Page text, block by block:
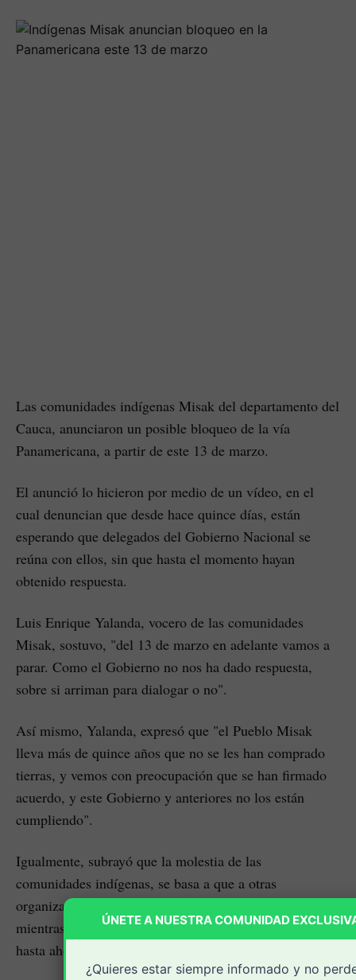
Las comunidades indígenas Misak del departamento del
Cauca, anunciaron un posible bloqueo de la vía
Panamericana, a partir de este 13 de marzo.
El anunció lo hicieron por medio de un vídeo, en el
cual denuncian que desde hace quince días, están
esperando que delegados del Gobierno Nacional se
reúna con ellos, sin que hasta el momento hayan
obtenido respuesta.
Luis Enrique Yalanda, vocero de las comunidades
Misak, sostuvo, "del 13 de marzo en adelante vamos a
parar. Como el Gobierno no nos ha dado respuesta,
sobre si arriman para dialogar o no".
Así mismo, Yalanda, expresó que "el Pueblo Misak
lleva más de quince años que no se les han comprado
tierras, y vemos con preocupación que se han firmado
acuerdo, y este Gobierno y anteriores no los están
cumpliendo".
Igualmente, subrayó que la molestia de las
comunidades indígenas, se basa a que a otras
organizaciones sociales si les están comprando tierras,
mientras que a los Misak, según él, no lo han hecho
hasta ahora.
ÚNETE A NUESTRA COMUNIDAD
¿Quieres estar siempre informado y no